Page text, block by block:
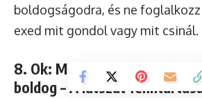
boldogságodra, és ne foglalkozz
exed mit gondol vagy mit csinál.
8. Ok: Meg akarja mutatni,
boldog – A látszat